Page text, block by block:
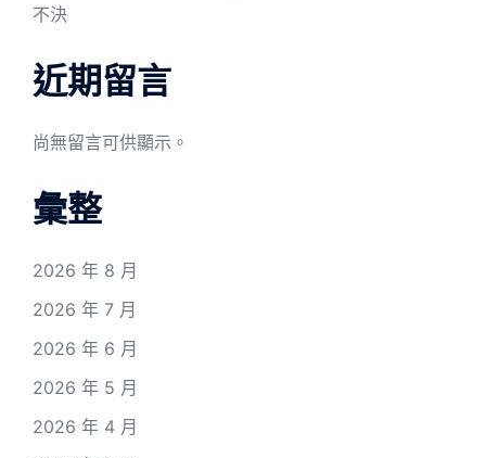
不決
近期留言
尚無留言可供顯示。
彙整
2026 年 8 月
2026 年 7 月
2026 年 6 月
2026 年 5 月
2026 年 4 月